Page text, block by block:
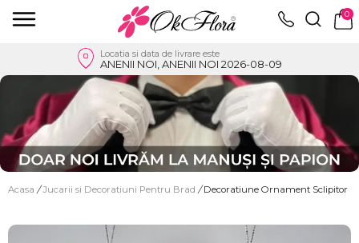
0
Locatia si data de livrare este
ANENII NOI, ANENII NOI 2026-08-09
Acasa / Jucarii si Decoratiuni Pentru Brad / Decoratiune Ornament Sclipitor